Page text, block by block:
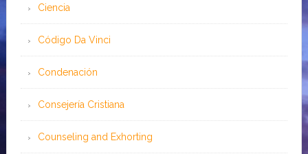
Ciencia
Código Da Vinci
Condenación
Consejería Cristiana
Counseling and Exhorting